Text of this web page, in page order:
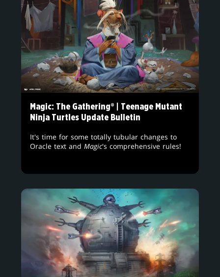
Magic: The Gathering® | Teenage Mutant
Ninja Turtles Update Bulletin
It's time for some totally tubular changes to
Oracle text and Magic's comprehensive rules!